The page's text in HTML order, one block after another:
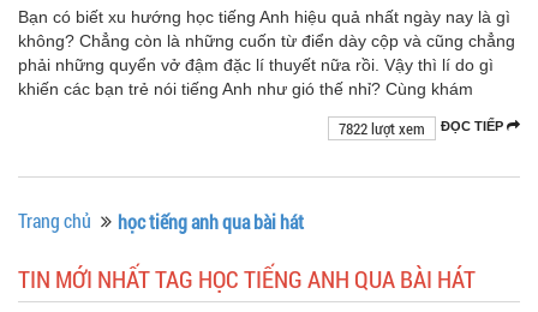
Bạn có biết xu hướng học tiếng Anh hiệu quả nhất ngày nay là gì
không? Chẳng còn là những cuốn từ điển dày cộp và cũng chẳng
phải những quyển vở đậm đặc lí thuyết nữa rồi. Vậy thì lí do gì
khiến các bạn trẻ nói tiếng Anh như gió thế nhỉ? Cùng khám
ĐỌC TIẾP
7822 lượt xem
Trang chủ học tiếng anh qua bài hát
TIN MỚI NHẤT TAG HỌC TIẾNG ANH QUA BÀI HÁT